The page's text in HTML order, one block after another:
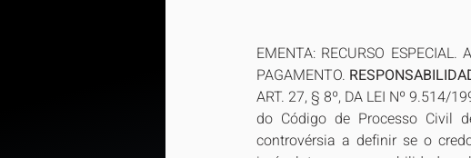
EMENTA: RECURSO ESPECIAL.
PAGAMENTO.
ART. 27, § 8º, DA LEI Nº 9.514/
do Código de Processo Civil
controvérsia a definir se o